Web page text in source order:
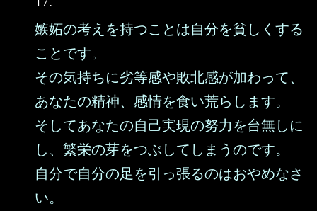
嫉妬の考えを持つことは自分を貧しくする
ことです。
その気持ちに劣等感や敗北感が加わって、
あなたの精神、感情を食い荒らします。
そしてあなたの自己実現の努力を台無しに
し、繁栄の芽をつぶしてしまうのです。
自分で自分の足を引っ張るのはおやめなさ
い。